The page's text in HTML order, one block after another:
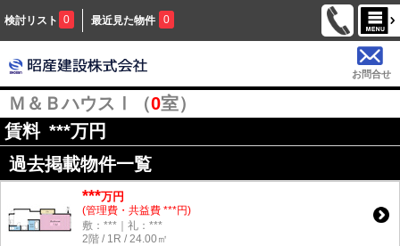
検討リスト 0 最近見た物件 0
お問合せ
Ｍ＆ＢハウスⅠ（0室）
賃料 ***万円
過去掲載物件一覧
***万円
(管理費・共益費 ***円)
敷：***｜礼：***
2階 / 1R / 24.00㎡